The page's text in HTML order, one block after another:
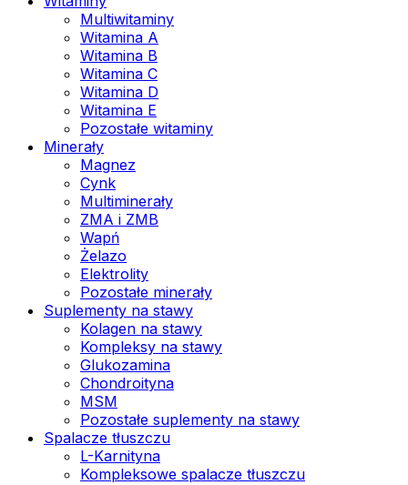
Multiwitaminy
Witamina A
Witamina B
Witamina C
Witamina D
Witamina E
Pozostałe witaminy
Minerały
Magnez
Cynk
Multiminerały
ZMA i ZMB
Wapń
Żelazo
Elektrolity
Pozostałe minerały
Suplementy na stawy
Kolagen na stawy
Kompleksy na stawy
Glukozamina
Chondroityna
MSM
Pozostałe suplementy na stawy
Spalacze tłuszczu
L-Karnityna
Kompleksowe spalacze tłuszczu